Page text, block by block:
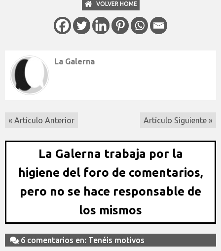
VOLVER HOME
La Galerna
« Artículo Anterior Artículo Siguiente »
La Galerna trabaja por la
higiene del foro de comentarios,
pero no se hace responsable de
los mismos
6 comentarios en: Tenéis motivos